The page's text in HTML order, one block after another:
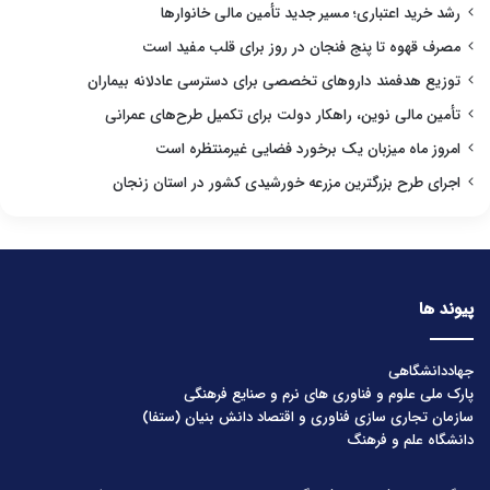
رشد خرید اعتباری؛ مسیر جدید تأمین مالی خانوارها
مصرف قهوه تا پنج فنجان در روز برای قلب مفید است
توزیع هدفمند داروهای تخصصی برای دسترسی عادلانه بیماران
تأمین مالی نوین، راهکار دولت برای تکمیل طرح‌های عمرانی
امروز ماه میزبان یک برخورد فضایی غیرمنتظره است
اجرای طرح بزرگترین مزرعه خورشیدی کشور در استان زنجان
پیوند ها
جهاددانشگاهی
پارک ملی علوم و فناوری های نرم و صنایع فرهنگی
سازمان تجاری سازی فناوری و اقتصاد دانش بنیان (ستفا)
دانشگاه علم و فرهنگ